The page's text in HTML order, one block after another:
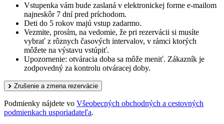
Vstupenka vám bude zaslaná v elektronickej forme e-mailom
najneskôr 7 dní pred príchodom.
Deti do 5 rokov majú vstup zadarmo.
Vezmite, prosím, na vedomie, že pri rezervácii si musíte
vybrať z rôznych časových intervalov, v rámci ktorých
môžete na výstavu vstúpiť.
Upozornenie: otváracia doba sa môže meniť. Zákazník je
zodpovedný za kontrolu otváracej doby.
Zrušenie a zmena rezervácie
Podmienky nájdete vo Všeobecných obchodných a cestovných
podmienkach usporiadateľa.